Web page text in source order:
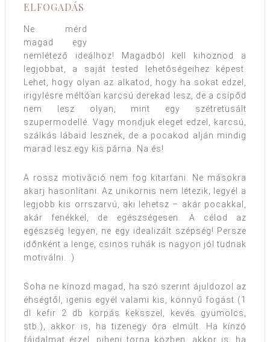
ELFOGADÁS
Ne mérd
magad egy
nemlétező ideálhoz! Magadból kell kihoznod a
legjobbat, a saját tested lehetőségeihez képest.
Lehet, hogy olyan az alkatod, hogy ha sokat edzel,
irigylésre méltóan karcsú derekad lesz, de a csípőd
nem lesz olyan, mint egy szétretusált
szupermodellé. Vagy mondjuk eleget edzel, karcsú,
szálkás lábaid lesznek, de a pocakod alján mindig
marad lesz egy kis párna. Na és!
A rossz motiváció nem fog kitartani. Ne másokra
akarj hasonlítani. Az unikornis nem létezik; legyél a
legjobb kis orrszarvú, aki lehetsz – akár pocakkal,
akár fenékkel, de egészségesen. A célod az
egészség legyen, ne egy idealizált szépség! Persze
időnként a lenge, csinos ruhák is nagyon jól tudnak
motiválni. :)
Soha ne kínozd magad, ha szó szerint ájuldozol az
éhségtől, igenis egyél valami kis, könnyű fogást (1
dl kefir 2 db korpás keksszel, kevés gyümölcs,
stb.), akkor is, ha tizenegy óra elmúlt. Ha kínzó
fájdalmat érzel, pihenj torna közben, akkor is, ha